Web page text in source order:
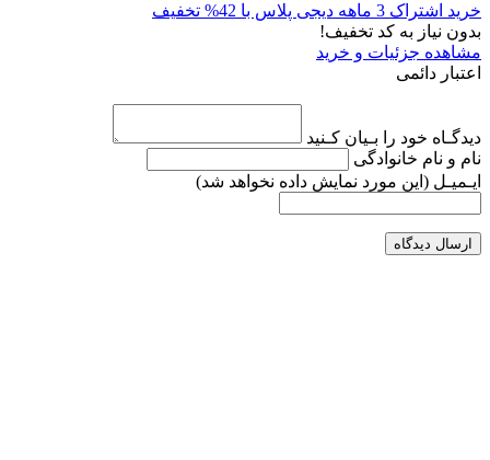
خرید اشتراک 3 ماهه دیجی پلاس با 42% تخفیف
بدون نیاز به کد تخفیف!
مشاهده جزئیات و خرید
اعتبار دائمی
دیدگـاه خود را بـیان کـنید
نام و نام خانوادگی
ایـمیـل (این مورد نمایش داده نخواهد شد)
ارسال دیدگاه